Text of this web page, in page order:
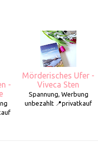
-
Mörderisches Ufer -
Viveca Sten
Spannung, Werbung
unbezahlt 📍privatkauf